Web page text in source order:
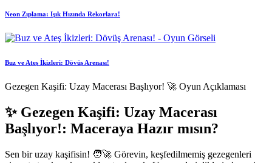
Neon Zıplama: Işık Hızında Rekorlara!
Buz ve Ateş İkizleri: Dövüş Arenası!
Gezegen Kaşifi: Uzay Macerası Başlıyor! 🚀 Oyun Açıklaması
✨ Gezegen Kaşifi: Uzay Macerası
Başlıyor!: Maceraya Hazır mısın?
Sen bir uzay kaşifisin! 🧑‍🚀 Görevin, keşfedilmemiş gezegenleri